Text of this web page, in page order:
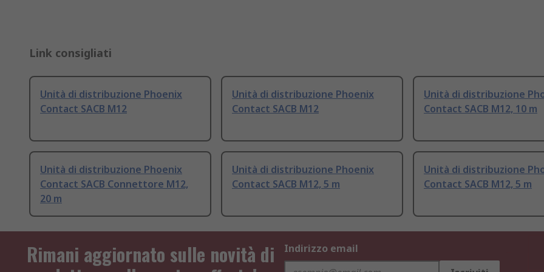
Link consigliati
Unità di distribuzione Phoenix
Contact SACB M12
Unità di distribuzione Phoenix
Contact SACB M12
Unità di distribuzione
Contact SACB M12, 10 m
Unità di distribuzione Phoenix
Contact SACB Connettore M12,
20 m
Unità di distribuzione Phoenix
Contact SACB M12, 5 m
Unità di distribuzione
Contact SACB M12, 5 m
Rimani aggiornato sulle novità di
Indirizzo email